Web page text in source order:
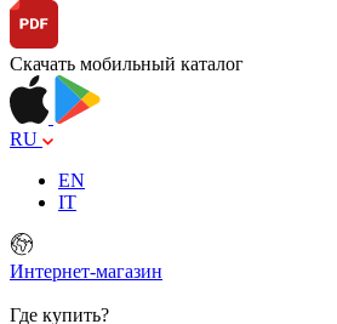
Скачать мобильный каталог
RU
EN
IT
Интернет-магазин
Где купить?